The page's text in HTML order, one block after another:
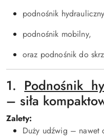
podnośnik
podnośnik mobilny,
oraz podnośnik do
1. Podnośnik
– siła
Zalety:
Duży udźwig – nawet